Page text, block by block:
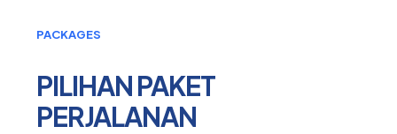
PACKAGES
PILIHAN PAKET
PERJALANAN